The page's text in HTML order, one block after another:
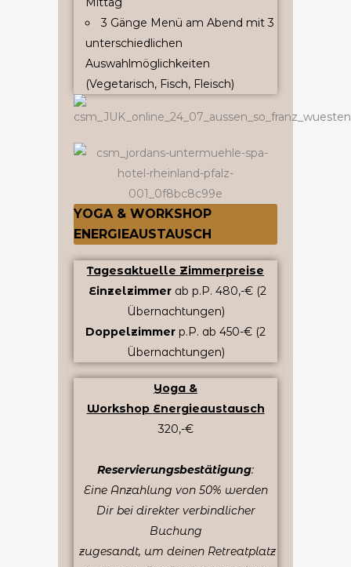
3 Gänge Menü am Abend mit 3
unterschiedlichen
Auswahlmöglichkeiten
(Vegetarisch, Fisch, Fleisch)
YOGA & WORKSHOP
ENERGIEAUSTAUSCH
Tagesaktuelle Zimmerpreise
Einzelzimmer ab p.P. 480,-€ (2
Übernachtungen)
Doppelzimmer p.P. ab 450-€ (2
Übernachtungen)
Yoga &
Workshop Energieaustausch
320,-€
Reservierungsbestätigung:
Eine Anzahlung von 50% werden
Dir bei direkter verbindlicher
Buchung
zugesandt, um deinen Retreatplatz